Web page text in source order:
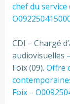
chef du
CDI – Chargé
audiovisuelles
Foix (09). Offre
Foix –